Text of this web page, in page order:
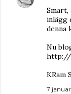
inlägg
denna
Nu
http://
KRam
7